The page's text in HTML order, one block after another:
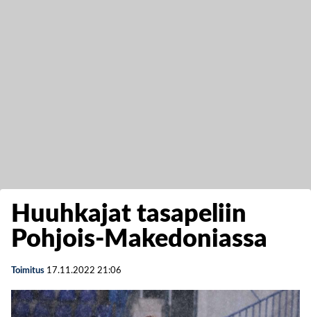
Huuhkajat tasapeliin
Pohjois-Makedoniassa
Toimitus 17.11.2022 21:06